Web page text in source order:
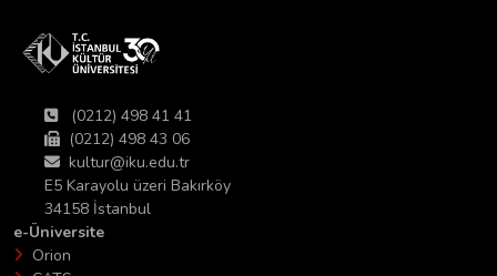
(0212) 498 41 41
(0212) 498 43 06
kultur@iku.edu.tr
E5 Karayolu üzeri Bakırköy
34158 İstanbul
e-Üniversite
Orion